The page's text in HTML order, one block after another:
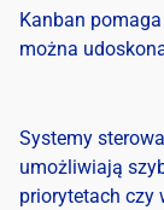
Kanban
można
Systemy
umożliwiają
priorytetach czy